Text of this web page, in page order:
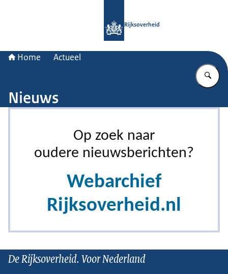
Rijksoverheid
Home Actueel
Nieuws
De Rijksoverheid. Voor Nederland